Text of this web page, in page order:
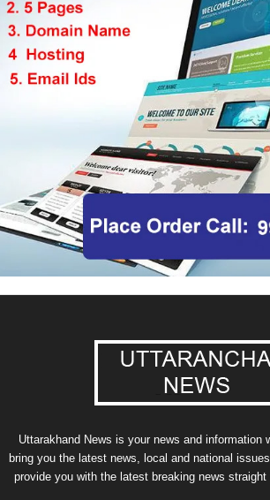
Uttarakhand News is your news and information
bring you the latest news, local and national
provide you with the latest breaking news